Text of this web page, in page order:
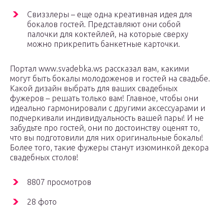
Свиззлеры – еще одна креативная идея для
бокалов гостей. Представляют они собой
палочки для коктейлей, на которые сверху
можно прикрепить банкетные карточки.
Портал www.svadebka.ws рассказал вам, какими
могут быть бокалы молодоженов и гостей на свадьбе.
Какой дизайн выбрать для ваших свадебных
фужеров – решать только вам! Главное, чтобы они
идеально гармонировали с другими аксессуарами и
подчеркивали индивидуальность вашей пары! И не
забудьте про гостей, они по достоинству оценят то,
что вы подготовили для них оригинальные бокалы!
Более того, такие фужеры станут изюминкой декора
свадебных столов!
8807 просмотров
28 фото